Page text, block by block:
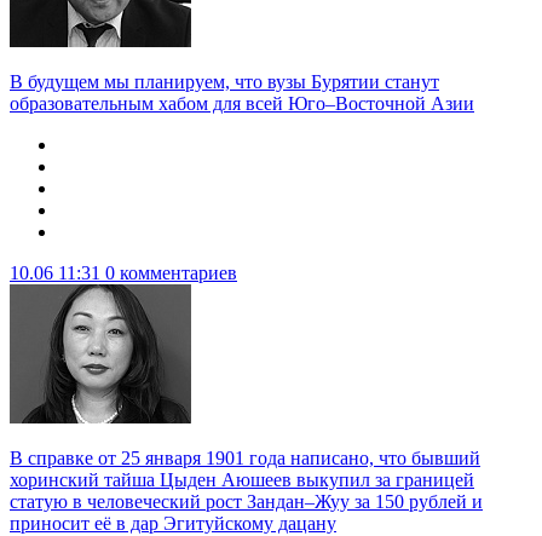
В будущем мы планируем, что вузы Бурятии станут
образовательным хабом для всей Юго–Восточной Азии
10.06 11:31 0 комментариев
В справке от 25 января 1901 года написано, что бывший
хоринский тайша Цыден Аюшеев выкупил за границей
статую в человеческий рост Зандан–Жуу за 150 рублей и
приносит её в дар Эгитуйскому дацану